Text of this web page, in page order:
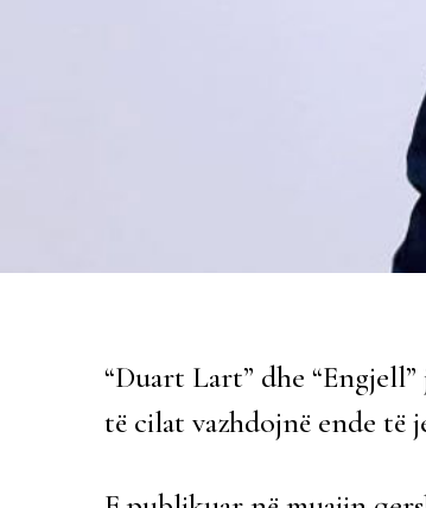
“Duart Lart” dhe
të cilat vazhdojnë ende të